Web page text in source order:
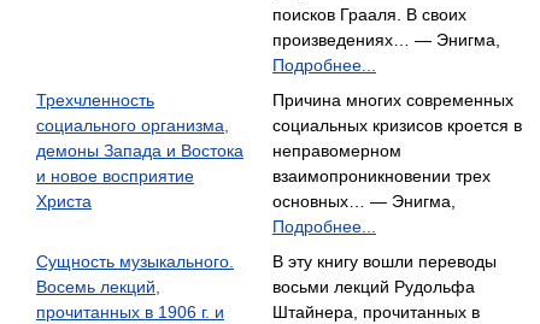
поисков Грааля. В своих
произведениях… — Энигма,
Подробнее...
Трехчленность
социального организма,
демоны Запада и Востока
и новое восприятие
Христа
Причина многих современных
социальных кризисов кроется в
неправомерном
взаимопроникновении трех
основных… — Энигма,
Подробнее...
Сущность музыкального.
Восемь лекций,
прочитанных в 1906 г. и
В эту книгу вошли переводы
восьми лекций Рудольфа
Штайнера, прочитанных в